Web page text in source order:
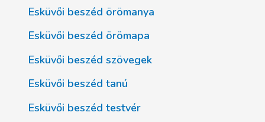
Esküvői beszéd örömanya
Esküvői beszéd örömapa
Esküvői beszéd szövegek
Esküvői beszéd tanú
Esküvői beszéd testvér